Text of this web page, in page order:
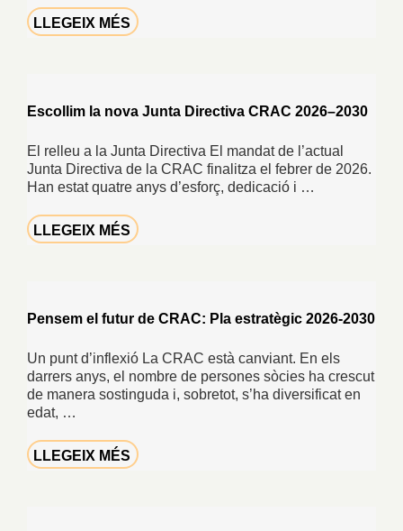
LLEGEIX MÉS
Escollim la nova Junta Directiva CRAC 2026–2030
El relleu a la Junta Directiva El mandat de l’actual
Junta Directiva de la CRAC finalitza el febrer de 2026.
Han estat quatre anys d’esforç, dedicació i …
LLEGEIX MÉS
Pensem el futur de CRAC: Pla estratègic 2026-2030
Un punt d’inflexió La CRAC està canviant. En els
darrers anys, el nombre de persones sòcies ha crescut
de manera sostinguda i, sobretot, s’ha diversificat en
edat, …
LLEGEIX MÉS